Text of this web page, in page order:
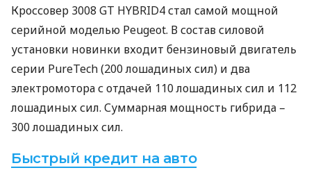
Кроссовер 3008 GT HYBRID4 стал самой мощной
серийной моделью Peugeot. В состав силовой
установки новинки входит бензиновый двигатель
серии PureTech (200 лошадиных сил) и два
электромотора с отдачей 110 лошадиных сил и 112
лошадиных сил. Суммарная мощность гибрида –
300 лошадиных сил.
Быстрый кредит на авто